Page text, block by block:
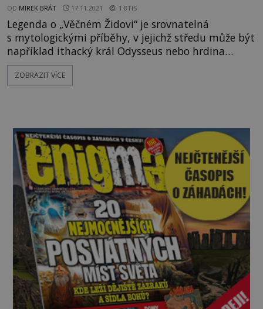
OD MIREK BRÁT 17.11.2021 1.8TIS
Legenda o „Věčném Židovi“ je srovnatelná
s mytologickými příběhy, v jejichž středu může být
například ithacký král Odysseus nebo hrdina
Prometheus, který daroval lidem oheň. Přesto se
zdá, že legenda o „Věčném Židovi“ může mít i
ZOBRAZIT VÍCE